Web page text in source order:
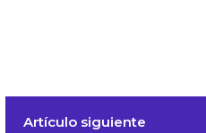
Artículo siguiente